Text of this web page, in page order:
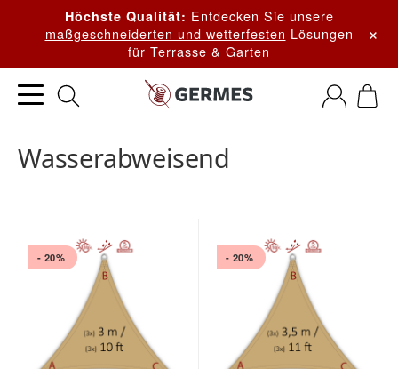
Höchste Qualität: Entdecken Sie unsere
maßgeschneiderten und wetterfesten Lösungen
für Terrasse & Garten
×
Wasserabweisend
- 20% - 20%